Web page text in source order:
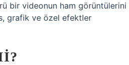
bir videonun ham görüntülerini
grafik ve özel efektler